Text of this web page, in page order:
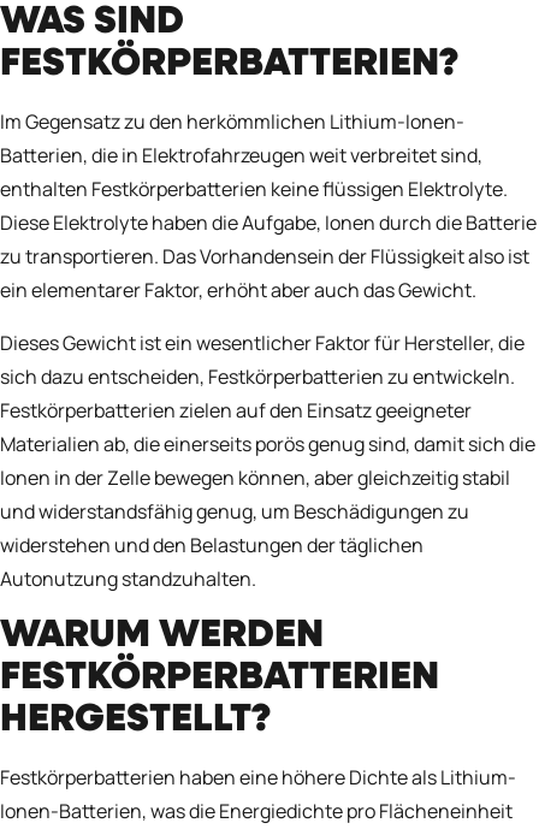
WAS SIND
FESTKÖRPERBATTERIEN?
Im Gegensatz zu den herkömmlichen Lithium-Ionen-
Batterien, die in Elektrofahrzeugen weit verbreitet sind,
enthalten Festkörperbatterien keine flüssigen Elektrolyte.
Diese Elektrolyte haben die Aufgabe, Ionen durch die Batterie
zu transportieren. Das Vorhandensein der Flüssigkeit also ist
ein elementarer Faktor, erhöht aber auch das Gewicht.
Dieses Gewicht ist ein wesentlicher Faktor für Hersteller, die
sich dazu entscheiden, Festkörperbatterien zu entwickeln.
Festkörperbatterien zielen auf den Einsatz geeigneter
Materialien ab, die einerseits porös genug sind, damit sich die
Ionen in der Zelle bewegen können, aber gleichzeitig stabil
und widerstandsfähig genug, um Beschädigungen zu
widerstehen und den Belastungen der täglichen
Autonutzung standzuhalten.
WARUM WERDEN
FESTKÖRPERBATTERIEN
HERGESTELLT?
Festkörperbatterien haben eine höhere Dichte als Lithium-
Ionen-Batterien, was die Energiedichte pro Flächeneinheit